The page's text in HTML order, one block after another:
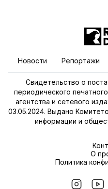
Новости Репортажи
Свидетельство о
периодического
агентства и сетевого
03.05.2024. Выдано
информации и
О
Политика